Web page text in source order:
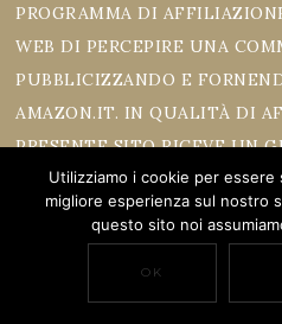
PROGRAMMA DI
WEB DI PERCEPIRE UNA
PUBBLICIZZANDO E
AMAZON.IT. IN QUALITÀ DI
PRESENTE SITO RICEVE UN
ACQUISTO IDONEO.
COPYRIGHT © 2026 · REFINED
Utilizziamo i cookie per
migliore esperienza sul nostro
questo sito noi
OK